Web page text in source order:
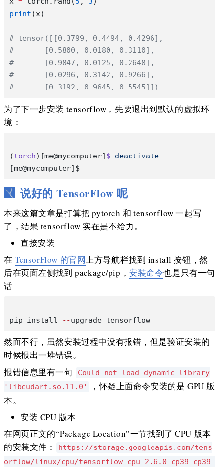
print (x)
# tensor([[0.3799, 0.4494, 0.4296],
#       [0.5800, 0.0180, 0.3110],
#       [0.9847, 0.0125, 0.2648],
#       [0.0296, 0.3142, 0.9266],
#       [0.3192, 0.9645, 0.5545]])
为了下一步安装 tensorflow，先要退出到默认的虚拟环
境：
(torch)[me@mycomputer] $ deactivate
[me@mycomputer]$
说好的 TensorFlow 呢
本来这篇文章是打算把 pytorch 和 tensorflow 一起写
了，结果 tensorflow 实在是不给力。
直接安装
在TensorFlow 的官网上方导航栏找到 install 按钮，然
后在页面左侧找到 package/pip，安装命令也是只有一句
话
pip install --upgrade tensorflow
然而不行，虽然安装过程中没有报错，但是验证安装的
时候报出一堆错误。
报错信息里有一句
Could not load dynamic library
'libcudart.so.11.0'
，怀疑上面命令安装的是 GPU 版
本。
安装 CPU 版本
在网页正文的“Package Location”一节找到了 CPU 版本
的安装文件：
https://storage.googleapis.com/tens
orflow/linux/cpu/tensorflow_cpu-2.6.0-cp39-cp39-